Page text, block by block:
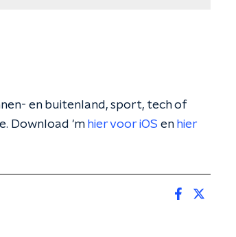
en buitenland, sport, tech of
Download 'm hier voor iOS en hier